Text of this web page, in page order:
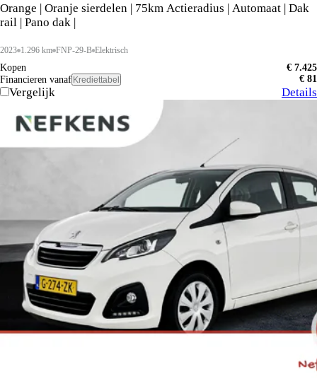
Orange | Oranje sierdelen | 75km Actieradius | Automaat | Dak
rail | Pano dak |
2023 1.296 km FNP-29-B Elektrisch
Kopen
€ 7.425
Financieren vanaf Krediettabel € 81
Vergelijk Details